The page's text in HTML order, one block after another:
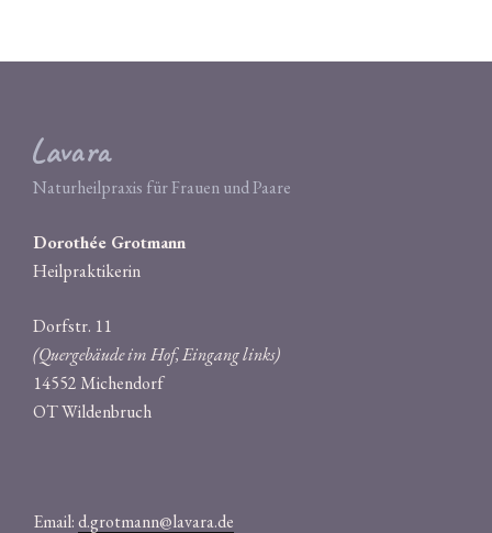
Lavara
Naturheilpraxis für Frauen und Paare
Dorothée Grotmann
Heilpraktikerin
Dorfstr. 11
(Quergebäude im Hof, Eingang links)
14552 Michendorf
OT Wildenbruch
Email:d.grotmann@lavara.de